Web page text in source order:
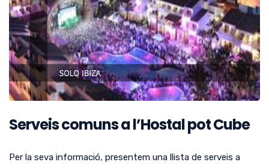
Serveis comuns a l’Hostal pot Cube
Per la seva informació, presentem una llista de serveis a